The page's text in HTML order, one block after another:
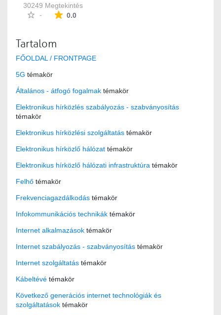
30249 Megtekintés
-
0.0Az átlagos minősítés 0 csillag a lehetséges 5-
Tartalom
FŐOLDAL / FRONTPAGE
5G témakör
Általános - átfogó fogalmak témakör
Elektronikus hírközlés szabályozás - szabványosítás
témakör
Elektronikus hírközlési szolgáltatás témakör
Elektronikus hírközlő hálózat témakör
Elektronikus hírközlő hálózati infrastruktúra témakör
Felhő témakör
Frekvenciagazdálkodás témakör
Infokommunikációs technikák témakör
Internet alkalmazások témakör
Internet szabályozás - szabványosítás témakör
Internet szolgáltatás témakör
Kábeltévé témakör
Következő generációs internet technológiák és
szolgáltatások témakör